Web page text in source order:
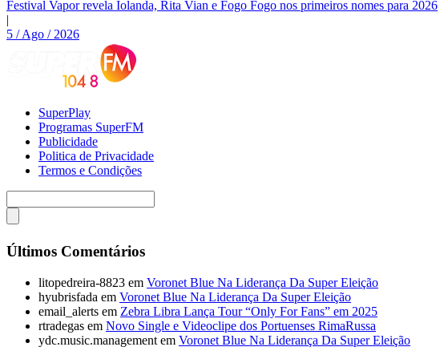
Festival Vapor revela Iolanda, Rita Vian e Fogo Fogo nos primeiros nomes para 2026
|
5 / Ago / 2026
SuperPlay
Programas SuperFM
Publicidade
Politica de Privacidade
Termos e Condições
Últimos Comentários
litopedreira-8823 em Voronet Blue Na Liderança Da Super Eleição
hyubrisfada em Voronet Blue Na Liderança Da Super Eleição
email_alerts em Zebra Libra Lança Tour “Only For Fans” em 2025
rtradegas em Novo Single e Videoclipe dos Portuenses RimaRussa
ydc.music.management em Voronet Blue Na Liderança Da Super Eleição